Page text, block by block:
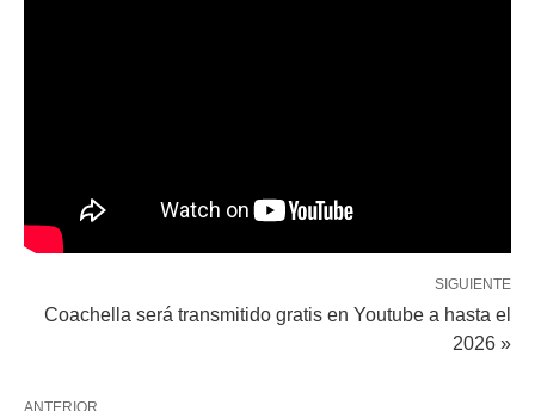
SIGUIENTE
Coachella será transmitido gratis en Youtube a hasta el
2026 »
ANTERIOR